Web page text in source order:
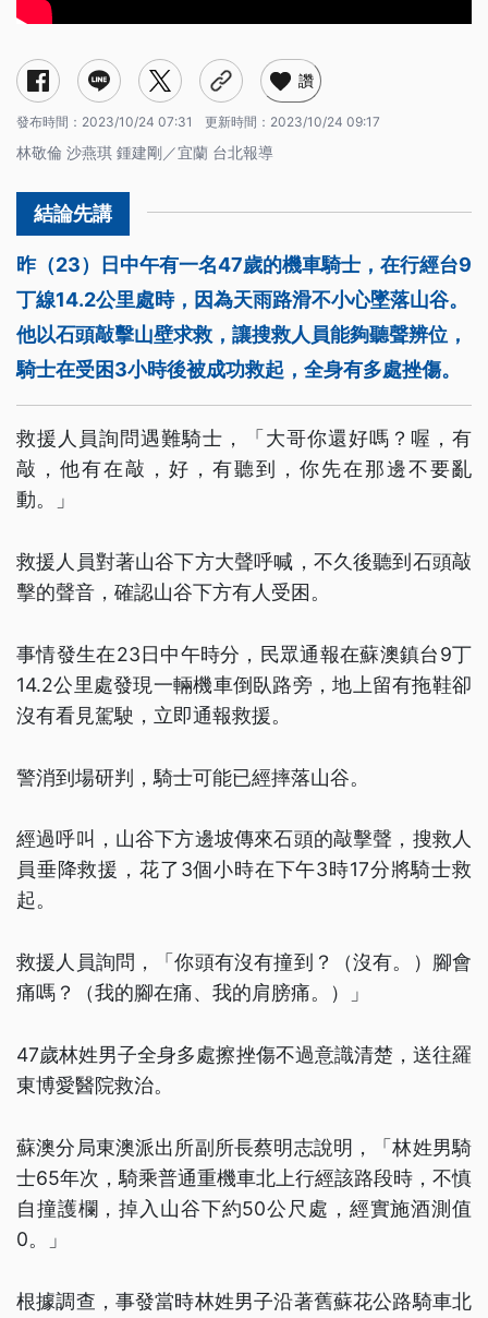
讚
發布時間： 2023/10/24 07:31 更新時間： 2023/10/24 09:17
林敬倫 沙燕琪 鍾建剛／宜蘭 台北報導
昨（23）日中午有一名47歲的機車騎士，在行經台9
丁線14.2公里處時，因為天雨路滑不小心墜落山谷。
他以石頭敲擊山壁求救，讓搜救人員能夠聽聲辨位，
騎士在受困3小時後被成功救起，全身有多處挫傷。
救援人員詢問遇難騎士，「大哥你還好嗎？喔，有
敲，他有在敲，好，有聽到，你先在那邊不要亂
動。」
救援人員對著山谷下方大聲呼喊，不久後聽到石頭敲
擊的聲音，確認山谷下方有人受困。
事情發生在23日中午時分，民眾通報在蘇澳鎮台9丁
14.2公里處發現一輛機車倒臥路旁，地上留有拖鞋卻
沒有看見駕駛，立即通報救援。
警消到場研判，騎士可能已經摔落山谷。
經過呼叫，山谷下方邊坡傳來石頭的敲擊聲，搜救人
員垂降救援，花了3個小時在下午3時17分將騎士救
起。
救援人員詢問，「你頭有沒有撞到？（沒有。）腳會
痛嗎？（我的腳在痛、我的肩膀痛。）」
47歲林姓男子全身多處擦挫傷不過意識清楚，送往羅
東博愛醫院救治。
蘇澳分局東澳派出所副所長蔡明志說明，「林姓男騎
士65年次，騎乘普通重機車北上行經該路段時，不慎
自撞護欄，掉入山谷下約50公尺處，經實施酒測值
0。」
根據調查，事發當時林姓男子沿著舊蘇花公路騎車北